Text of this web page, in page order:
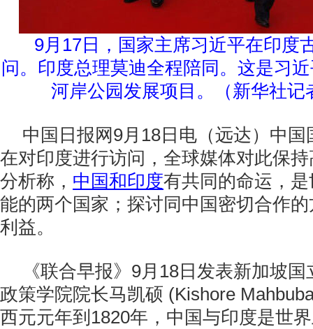
9月17日，国家主席习近平在印度
问。印度总理莫迪全程陪同。这是习
河岸公园发展项目。（新华社记
中国日报网9月18日电（远达）中
在对印度进行访问，全球媒体对此保
分析称， 中国和印度有共同的命运，
能的两个国家；探讨同中国密切合作
利益。
《联合早报》9月18日发表新加坡
政策学院院长马凯硕 (Kishore
西元元年到1820年，中国与印度是世